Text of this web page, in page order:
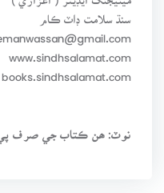
سنڌ سلامت ڊاٽ ڪام
www.sindhsalamat.com
books.sindhsalamat.com
نوٽ: ھن ڪتاب جي صرف پي